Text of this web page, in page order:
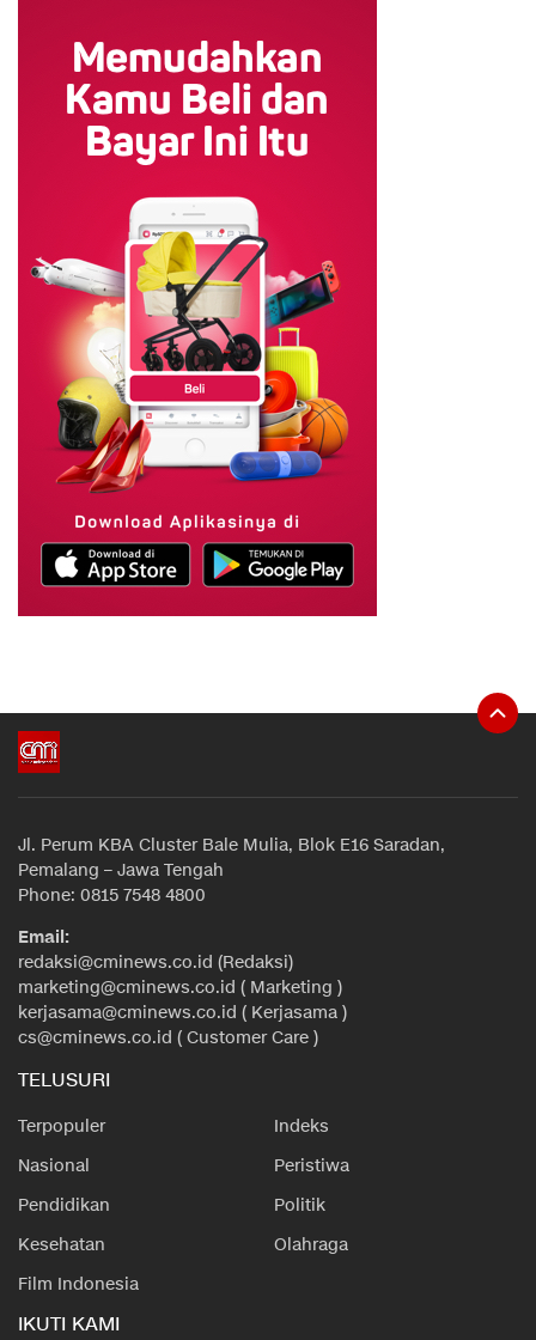
Jl. Perum KBA Cluster Bale Mulia, Blok E16 Saradan,
Pemalang – Jawa Tengah
Phone: 0815 7548 4800
Email:
redaksi@cminews.co.id (Redaksi)
marketing@cminews.co.id ( Marketing )
kerjasama@cminews.co.id ( Kerjasama )
cs@cminews.co.id ( Customer Care )
TELUSURI
Terpopuler
Indeks
Nasional
Peristiwa
Pendidikan
Politik
Kesehatan
Olahraga
Film Indonesia
IKUTI KAMI